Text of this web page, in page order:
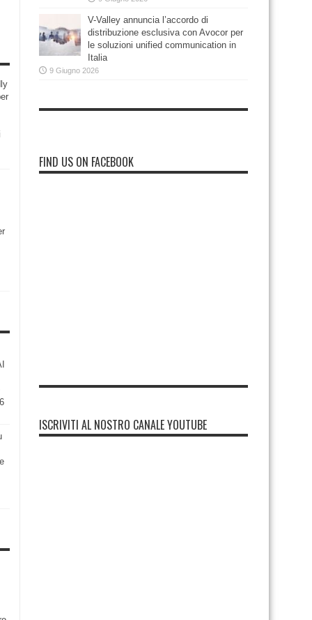
V-Valley annuncia l’accordo di
distribuzione esclusiva con Avocor per
le soluzioni unified communication in
Italia
9 Giugno 2026
FIND US ON FACEBOOK
ISCRIVITI AL NOSTRO CANALE YOUTUBE